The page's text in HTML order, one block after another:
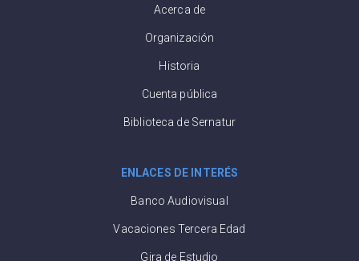
Acerca de
Organización
Historia
Cuenta pública
Biblioteca de Sernatur
ENLACES DE INTERÉS
Banco Audiovisual
Vacaciones Tercera Edad
Gira de Estudio